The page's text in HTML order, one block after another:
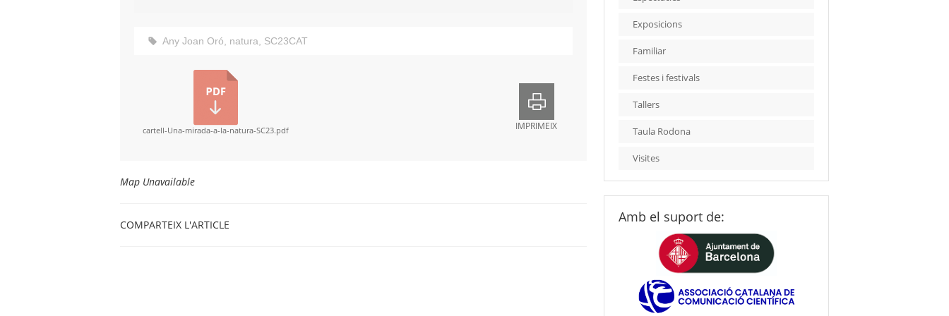
Any Joan Oró, natura, SC23CAT
cartell-Una-mirada-a-la-natura-SC23.pdf IMPRIMEIX
Map Unavailable
COMPARTEIX L'ARTICLE
Exposicions
Familiar
Festes i festivals
Tallers
Taula Rodona
Visites
Amb el suport de: